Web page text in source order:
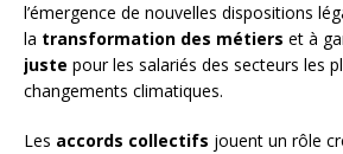
l’émergence de nouvelles dispositions
la transformation des métiers et à
juste pour les salariés des secteurs les
changements climatiques.
Les accords collectifs jouent un rôle